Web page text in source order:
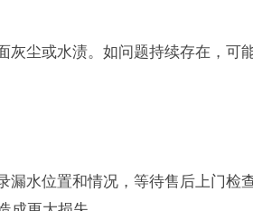
灰尘或水渍。如问题持续存在，可
漏水位置和情况，等待售后上门检